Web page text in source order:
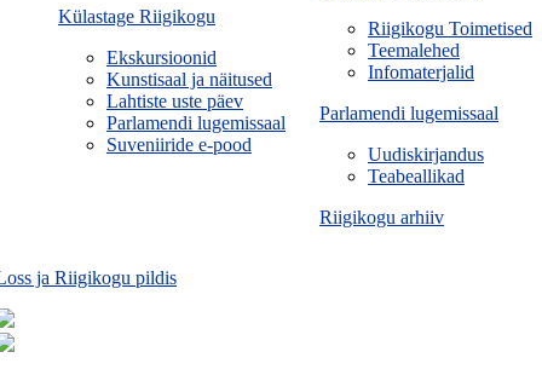
Riigikogu Toimetised
Teemalehed
Infomaterjalid
Parlamendi lugemissaal
Uudiskirjandus
Teabeallikad
Riigikogu arhiiv
Külastage Riigikogu
Ekskursioonid
Kunstisaal ja näitused
Lahtiste uste päev
Parlamendi lugemissaal
Suveniiride e-pood
ja Riigikogu pildis